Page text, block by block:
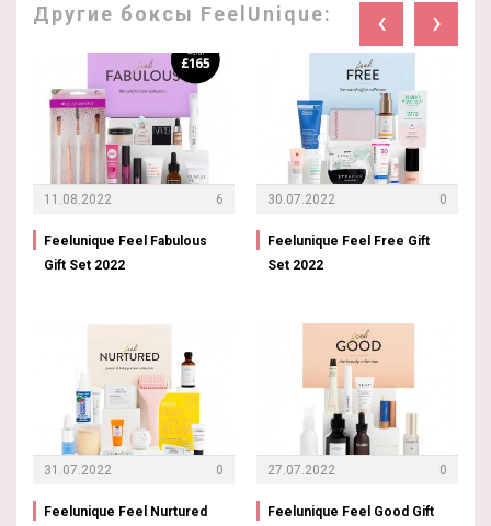
Другие боксы FeelUnique: ‹ ›
11.08.2022 6
Feelunique Feel Fabulous
Gift Set 2022
31.07.2022 0
Feelunique Feel Nurtured
30.07.2022 0
Feelunique Feel Free Gift
Set 2022
27.07.2022 0
Feelunique Feel Good Gift